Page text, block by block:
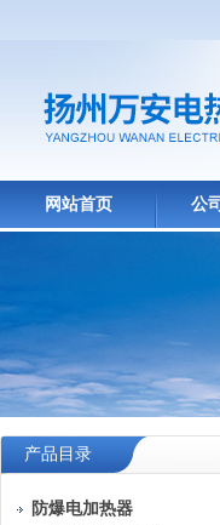
网站首页 公
产品目录
防爆电加热器